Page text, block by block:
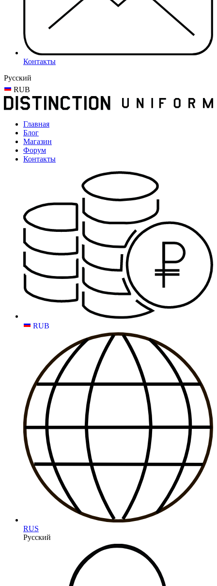
Контакты
Русский
RUB
Главная
Блог
Магазин
Форум
Контакты
RUB
RUS
Русский